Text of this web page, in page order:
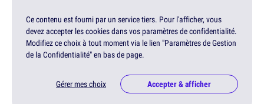
Ce contenu est fourni par un service tiers. Pour l'afficher, vous
devez accepter les cookies dans vos paramètres de confidentialité.
Modifiez ce choix à tout moment via le lien "Paramètres de Gestion
de la Confidentialité" en bas de page.
Gérer mes choix Accepter & afficher